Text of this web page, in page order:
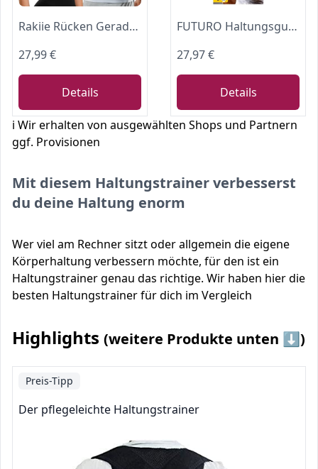
Rakiie Rücken Geradehalter, Rückenstützgürtel Haltungskorrektur Damen Herren, Haltungstrainer Rückengurt mit Gepolsterten Schulterpolstern und Riemen unter den Achseln, Schwarz Größe M: 90-105 CM
27,99 €
Details
FUTURO Haltungsgurt, Rückengurt, Verstellbar (71,1-121,9 cm) – Fördert eine Richtige Körperhaltung, Bequem und Atmungsaktiv, Unauffällig unter Kleidung, für Alltag und Büro, Passt Männern und Frauen
27,97 €
Details
ℹ️ Wir erhalten von ausgewählten Shops und Partnern
ggf. Provisionen
Mit diesem Haltungstrainer verbesserst
du deine Haltung enorm
Wer viel am Rechner sitzt oder allgemein die eigene
Körperhaltung verbessern möchte, für den ist ein
Haltungstrainer genau das richtige. Wir haben hier die
besten Haltungstrainer für dich im Vergleich
Highlights (weitere Produkte unten ⬇️)
Preis-Tipp
Der pflegeleichte Haltungstrainer